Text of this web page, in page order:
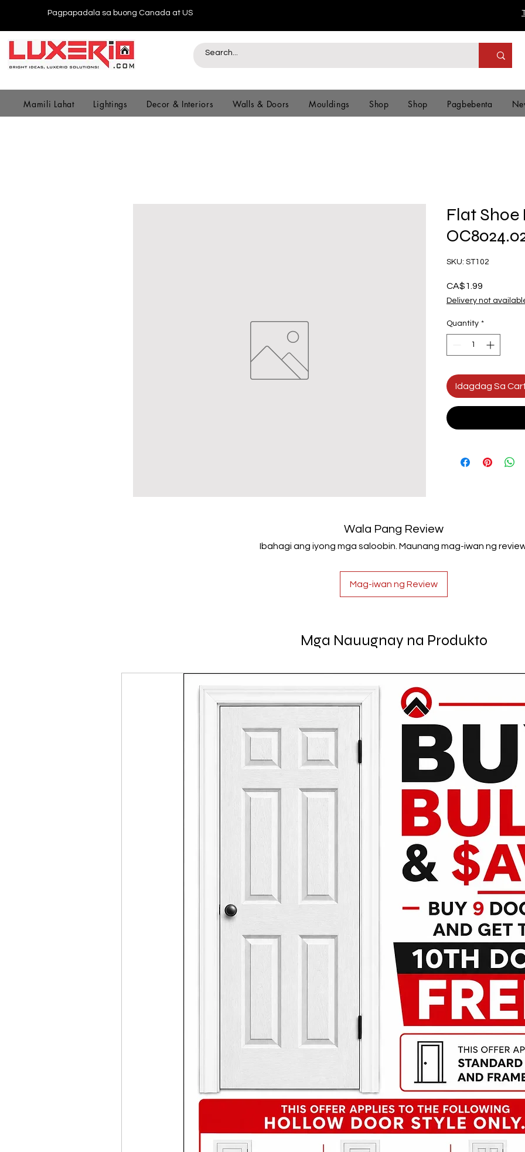
Pagpapadala sa buong Canada at US
Mamili Lahat Lightings Decor & Interiors Walls & Doors Mouldings Shop Shop Pagbebenta
Flat
SKU: ST102
CA$1.99
Delivery not
Quantity *
Idagdag Sa
Wala Pang Review
Ibahagi ang iyong mga saloobin. Maunang mag-iwan ng
Mag-iwan ng Review
Mga Nauugnay na Produkto